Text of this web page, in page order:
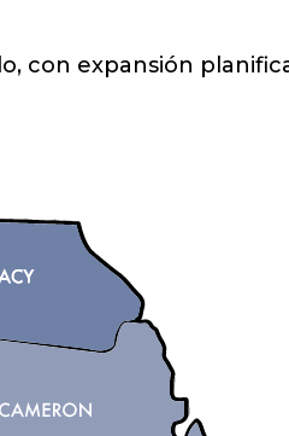
con expansión